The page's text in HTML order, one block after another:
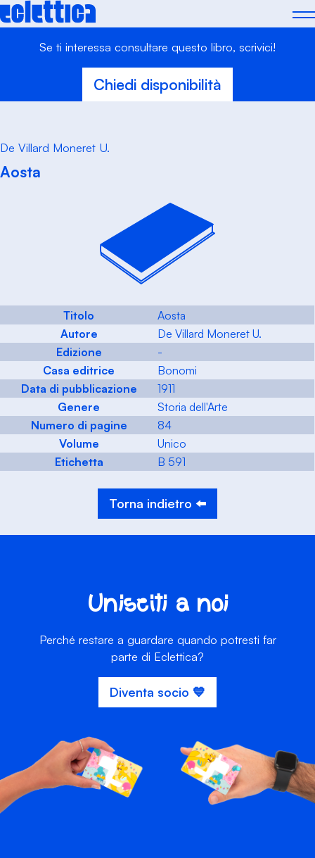
Skip
to
Se ti interessa consultare questo libro, scrivici!
Chiedi disponibilità
De Villard Moneret U.
Aosta
Titolo
Aosta
Autore
De Villard Moneret U.
Edizione
-
Casa editrice
Bonomi
Data di pubblicazione
1911
Genere
Storia dell'Arte
Numero di pagine
84
Volume
Unico
Etichetta
B 591
Torna indietro ⬅️
Unisciti a noi
Perché restare a guardare quando potresti far
parte di Eclettica?
Diventa socio 💙